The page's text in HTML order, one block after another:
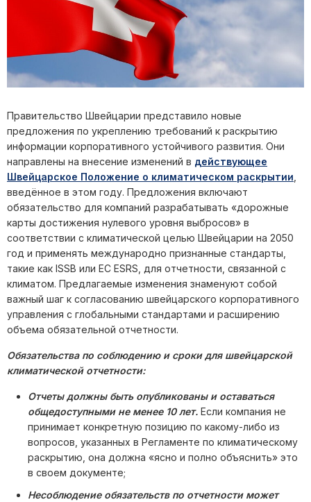
Правительство Швейцарии представило новые
предложения по укреплению требований к раскрытию
информации корпоративного устойчивого развития. Они
направлены на внесение изменений в действующее
Швейцарское Положение о климатическом раскрытии
введённое в этом году. Предложения включают
обязательство для компаний разрабатывать «дорожные
карты достижения нулевого уровня выбросов» в
соответствии с климатической целью Швейцарии на 2050
год и применять международно признанные стандарты,
такие как ISSB или ЕС ESRS, для отчетности, связанной с
климатом. Предлагаемые изменения знаменуют собой
важный шаг к согласованию швейцарского корпоративного
управления с глобальными стандартами и расширению
объема обязательной отчетности.
Обязательства по соблюдению и сроки для швейцарской
климатической отчетности:
Отчеты должны быть опубликованы и оставаться
общедоступными не менее 10 лет. Если компания не
принимает конкретную позицию по какому-либо из
вопросов, указанных в Регламенте по климатическому
раскрытию, она должна «ясно и полно объяснить» это
в своем документе;
Несоблюдение обязательств по отчетности может